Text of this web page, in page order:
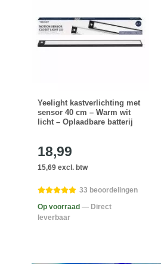
Yeelight kastverlichting met
sensor 40 cm – Warm wit
licht – Oplaadbare batterij
18,99
15,69 excl. btw
33 beoordelingen
Op voorraad — Direct
leverbaar